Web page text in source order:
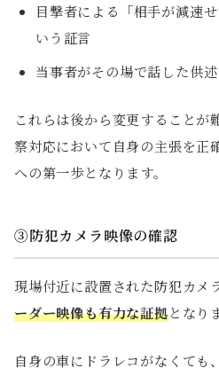
目撃者による「相手が減速
いう証言
当事者がその場で話した供
これらは後から変更することが
察対応において自身の主張を正
への第一歩となります。
③防犯カメラ映像の確認
現場付近に設置された防犯カメ
ーダー映像も有力な証拠となり
自身の車にドラレコがなくても